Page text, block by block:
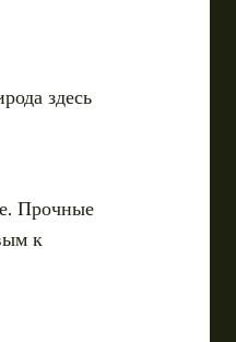
здесь
Прочные
к